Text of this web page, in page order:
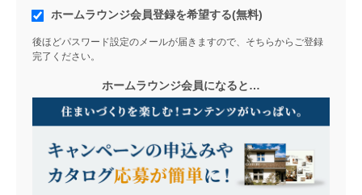
ホームラウンジ会員登録を希望する(無料)
後ほどパスワード設定のメールが届きますので、そちらからご登録
完了ください。
ホームラウンジ会員になると…